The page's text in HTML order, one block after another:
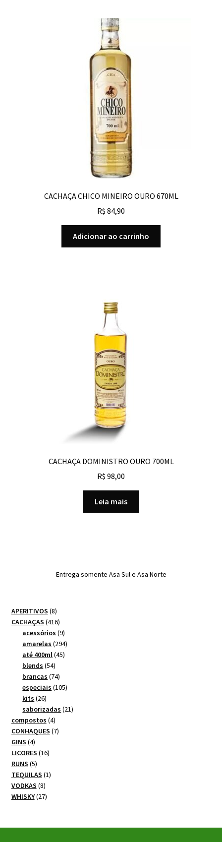
CACHAÇA CHICO MINEIRO OURO 670ML
R$ 84,90
Adicionar ao carrinho
CACHAÇA DOMINISTRO OURO 700ML
R$ 98,00
Leia mais
Entrega somente Asa Sul e Asa Norte
APERITIVOS 88
produtos
CACHAÇAS 416416
produtos
acessórios 99
produtos
amarelas 294294
até 400ml 4545
blends 5454
produtos
brancas 7474
produtos
especiais 105105
kits 2626
produtos
saborizadas 2121
compostos 44
produtos
CONHAQUES 77
GINS 44
produtos
LICORES 1616
RUNS 55
produtos
TEQUILAS 11
VODKAS 88
produtos
WHISKY 2727